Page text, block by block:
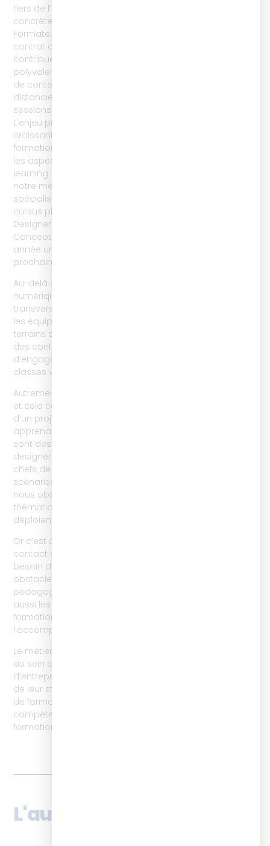
tiers de l’équation. A cela, l’ISTF propose une solution
concrète : l’alternance. Nous formons des Concepteurs
Formateurs Digital Learning qui, pendant 12 mois, en
contrat d’apprentissage ou de de professionnalisation,
contribuent aux projets de formation de manière ultra
polyvalente : conception de parcours blended, création
de contenus asynchrones et synchrones, pour le
distanciel et le présentiel, mais aussi animation de
sessions de formation sous toutes ces modalités.
L’enjeu premier était et reste : répondre au besoin
croissant des organisations d’agrandir leurs équipes
formation avec des personnes compétentes sur tous
les aspects de la conception et de l’animation digital
learning. Cette activité CFA nous permet, en plus de
notre métier historique d’organisme de formation
spécialiste des compétences du learning et de nos
cursus phares comme Chef de projet digital learning,
Designer de ressources e-learning ou encore
Concepteur video learning, d’accompagner chaque
année une trentaine d’entreprises et d’étudiants. La
prochaine promotion démarrera en septembre.
Au-delà de la production de contenus pédagogiques
numériques, un autre domaine de compétences
transverse est nés des problématiques rencontrées par
les équipes formation face aux feedbacks
terrains comme les taux de complétions très bas pour
des contenus 100% e-learning ou le manque
d’engagement en parcours blended learning ou en
classes virtuelles : le learning success management.
Autrement dit : l’optimisation de l’expérience Apprenant,
et cela concerne tous les métiers, toutes les étapes
d’un projet de formation. Le design du parcours
apprenant, et la recherche de leviers d’engagement
sont des sujets déjà prépondérants chez les UX/UI
designers évidemment, mais plus globalement les
chefs de projet, les concepteurs qui imaginent et
scénarisent les dispositifs et contenus. En revanche,
nous observons depuis plusieurs années que cette
thématique disparaît progressivement à partir du
déploiement de la formation.
Or c’est à ce moment précis que l’apprenant entre en
contact direct avec son parcours et, à distance, aura
besoin d’une expérience avec le moins de nœuds ou
obstacles possibles. Nous formons donc les ingénieurs
pédagogiques, les digital learning managers, mais
aussi les chargés, assistants ou coordinateurs
formation à optimiser leurs process autour de
l’accompagnement logistiques des apprenants.
Le métier de «
au sein de quelques organismes de formation et
d’entreprises mettant l’expérience Apprenant au cœur
de leur stratégie, et nous cherchons via nos parcours
de formation à favoriser cette montée en
compétences de l’ensemble des professionnels de la
formation.
L'autrice